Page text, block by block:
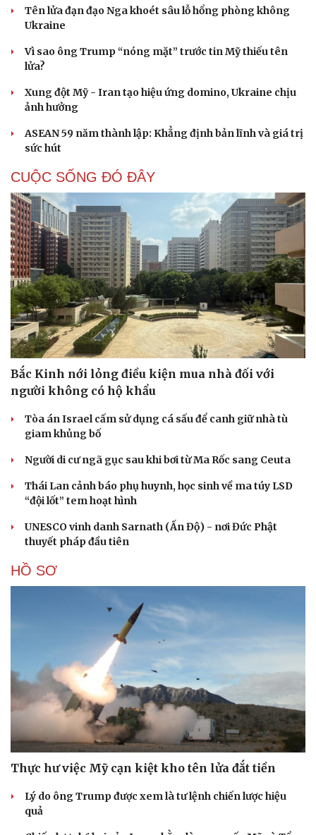
Cải chính
Tên lửa đạn đạo Nga khoét sâu lỗ hổng phòng không
Ukraine
Vì sao ông Trump “nóng mặt” trước tin Mỹ thiếu tên
lửa?
Xung đột Mỹ - Iran tạo hiệu ứng domino, Ukraine chịu
ảnh hưởng
ASEAN 59 năm thành lập: Khẳng định bản lĩnh và giá trị
sức hút
CUỘC SỐNG ĐÓ ĐÂY
Bắc Kinh nới lỏng điều kiện mua nhà đối với
người không có hộ khẩu
Tòa án Israel cấm sử dụng cá sấu để canh giữ nhà tù
giam khủng bố
Người di cư ngã gục sau khi bơi từ Ma Rốc sang Ceuta
Thái Lan cảnh báo phụ huynh, học sinh về ma túy LSD
“đội lốt” tem hoạt hình
UNESCO vinh danh Sarnath (Ấn Độ) - nơi Đức Phật
thuyết pháp đầu tiên
HỒ SƠ
Thực hư việc Mỹ cạn kiệt kho tên lửa đắt tiền
Lý do ông Trump được xem là tư lệnh chiến lược hiệu
quả